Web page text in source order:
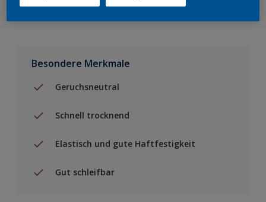
Besondere Merkmale
Geruchsneutral
Schnell trocknend
Elastisch und gute Haftfestigkeit
Gut schleifbar